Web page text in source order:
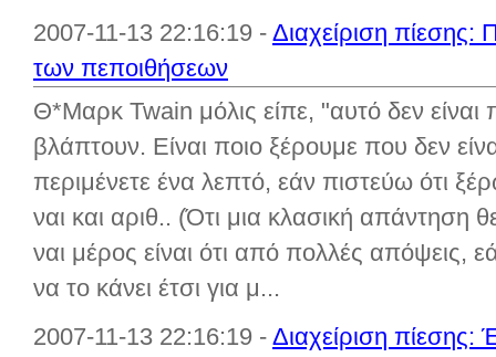
2007-11-13 22:16:19 - Διαχείριση πίεσης:
των πεποιθήσεων
Θ*Μαρκ Twain μόλις είπε, "αυτό δεν
βλάπτουν. Είναι ποιο ξέρουμε που δεν
περιμένετε ένα λεπτό, εάν πιστεύω ότι
ναι και αριθ.. (Ότι μια κλασική
ναι μέρος είναι ότι από πολλές απόψεις,
να το κάνει έτσι για μ...
2007-11-13 22:16:19 - Διαχείριση πίεσης: